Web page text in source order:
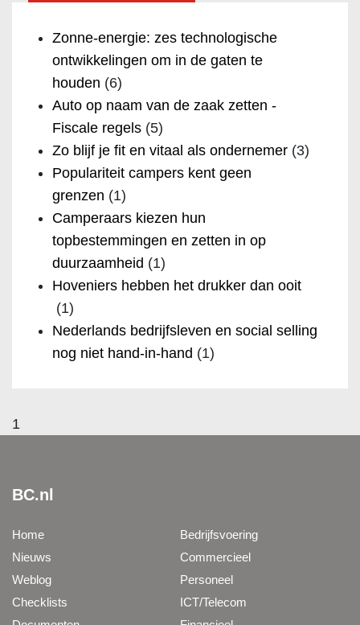
Zonne-energie: zes technologische
ontwikkelingen om in de gaten te
houden (6)
Auto op naam van de zaak zetten -
Fiscale regels (5)
Zo blijf je fit en vitaal als ondernemer (3)
Populariteit campers kent geen
grenzen (1)
Camperaars kiezen hun
topbestemmingen en zetten in op
duurzaamheid (1)
Hoveniers hebben het drukker dan ooit
(1)
Nederlands bedrijfsleven en social selling
nog niet hand-in-hand (1)
1
BC.nl
Home
Nieuws
Weblog
Checklists
Bedrijfsvoering
Commercieel
Personeel
ICT/Telecom